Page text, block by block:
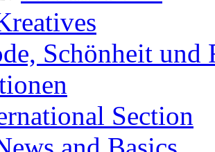
Schönheit und
Section